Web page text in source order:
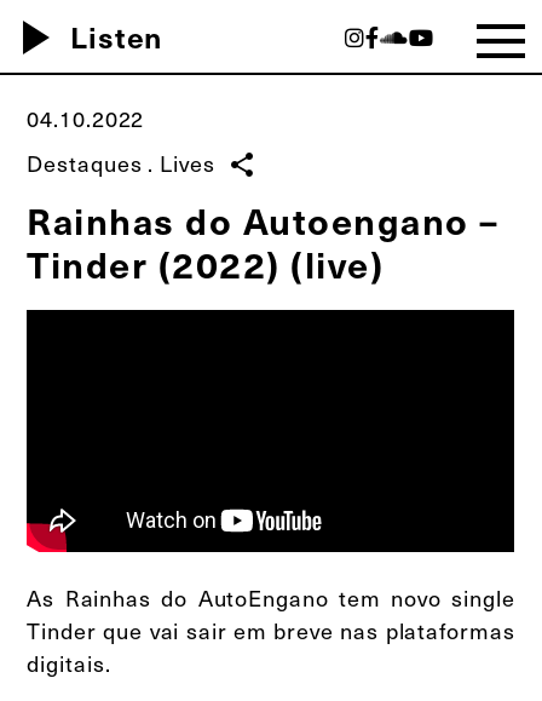
play_arrow Listen
04.10.2022
Destaques . Lives share
Rainhas do Autoengano –
Tinder (2022) (live)
As Rainhas do AutoEngano tem novo single
Tinder que vai sair em breve nas plataformas
digitais.